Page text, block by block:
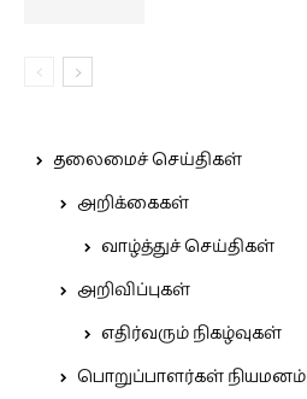
தலைமைச் செய்திகள்
அறிக்கைகள்
வாழ்த்துச் செய்திகள்
அறிவிப்புகள்
எதிர்வரும் நிகழ்வுகள்
பொறுப்பாளர்கள் நியமனம்